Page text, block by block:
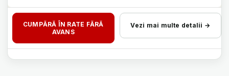
CUMPĂRĂ ÎN RATE FĂRĂ
AVANS
Vezi mai multe detalii →